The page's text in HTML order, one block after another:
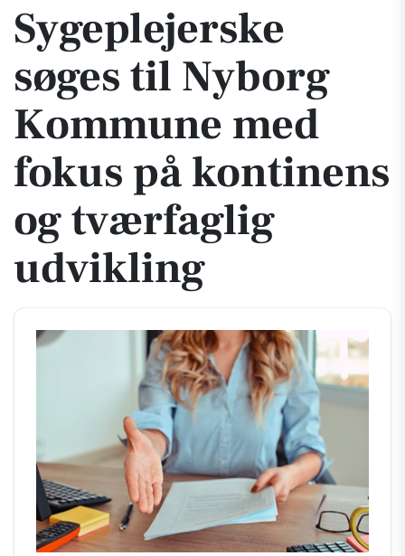
Sygeplejerske
søges til Nyborg
Kommune med
fokus på kontinens
og tværfaglig
udvikling